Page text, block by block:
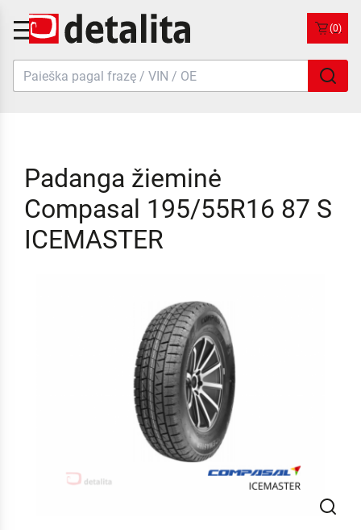
(0)
Padanga žieminė
Compasal 195/55R16 87 S
ICEMASTER